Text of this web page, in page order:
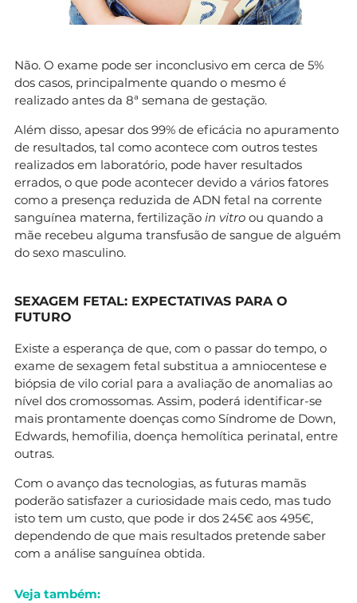
Não. O exame pode ser inconclusivo em cerca de 5%
dos casos, principalmente quando o mesmo é
realizado antes da 8ª semana de gestação.
Além disso, apesar dos 99% de eficácia no apuramento
de resultados, tal como acontece com outros testes
realizados em laboratório, pode haver resultados
errados, o que pode acontecer devido a vários fatores
como a presença reduzida de ADN fetal na corrente
sanguínea materna, fertilização in vitro ou quando a
mãe recebeu alguma transfusão de sangue de alguém
do sexo masculino.
SEXAGEM FETAL: EXPECTATIVAS PARA O
FUTURO
Existe a esperança de que, com o passar do tempo, o
exame de sexagem fetal substitua a amniocentese e
biópsia de vilo corial para a avaliação de anomalias ao
nível dos cromossomas. Assim, poderá identificar-se
mais prontamente doenças como Síndrome de Down,
Edwards, hemofilia, doença hemolítica perinatal, entre
outras.
Com o avanço das tecnologias, as futuras mamãs
poderão satisfazer a curiosidade mais cedo, mas tudo
isto tem um custo, que pode ir dos 245€ aos 495€,
dependendo de que mais resultados pretende saber
com a análise sanguínea obtida.
Veja também: